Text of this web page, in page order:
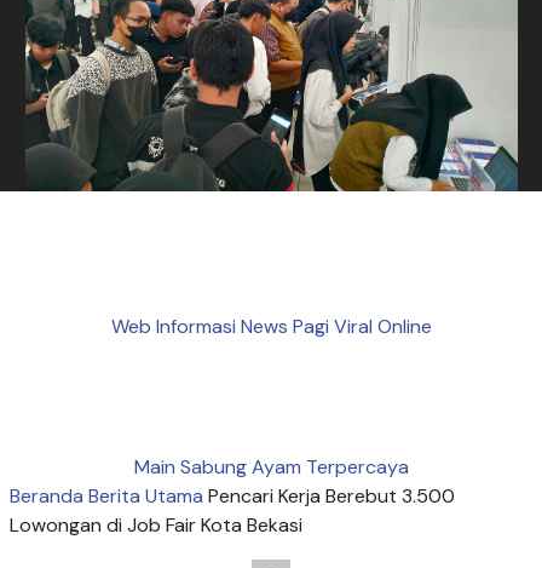
Web Informasi News Pagi Viral Online
Main Sabung Ayam Terpercaya
Beranda Berita Utama Pencari Kerja Berebut 3.500
Lowongan di Job Fair Kota Bekasi